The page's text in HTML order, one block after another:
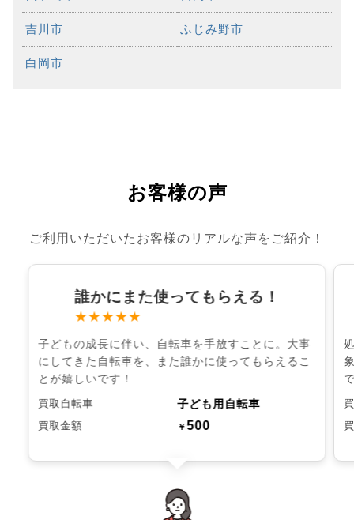
吉川市 ふじみ野市
白岡市
お客様の声
ご利用いただいたお客様のリアルな声をご紹介！
誰かにまた使ってもらえる！
★★★★★
子どもの成長に伴い、自転車を手放すことに。大事
にしてきた自転車を、また誰かに使ってもらえるこ
とが嬉しいです！
買取自転車 子ども用自転車
買取金額 ￥500
chevron_left chevron_right